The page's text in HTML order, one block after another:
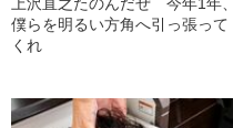
僕らを明るい方角へ引っ張って
くれ